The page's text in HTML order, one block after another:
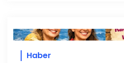
Haber